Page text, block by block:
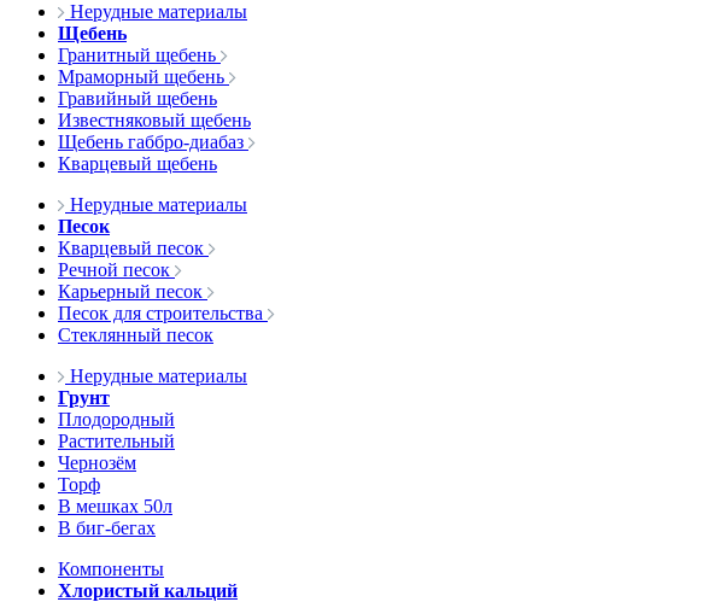
Нерудные материалы
Щебень
Гранитный щебень
Мраморный щебень
Гравийный щебень
Известняковый щебень
Щебень габбро-диабаз
Кварцевый щебень
Нерудные материалы
Песок
Кварцевый песок
Речной песок
Карьерный песок
Песок для строительства
Стеклянный песок
Нерудные материалы
Грунт
Плодородный
Растительный
Чернозём
Торф
В мешках 50л
В биг-бегах
Компоненты
Хлористый кальций